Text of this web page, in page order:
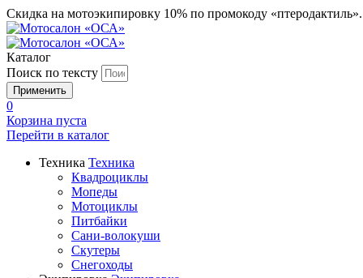
Скидка на мотоэкипировку 10% по промокоду
Каталог
Поиск по тексту
0
Корзина пуста
Перейти в каталог
Техника Техника
Квадроциклы
Мопеды
Мотоциклы
Питбайки
Сани-волокуши
Скутеры
Снегоходы